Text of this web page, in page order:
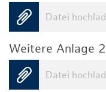
Datei
Weitere Anlage 2
Datei